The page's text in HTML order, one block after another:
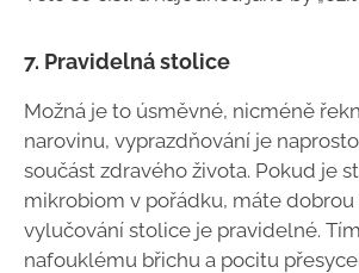
7. Pravidelná stolice
Možná je to úsměvné, nicméně
narovinu, vyprazdňování je
součást zdravého života. Pokud je
mikrobiom v pořádku, máte dobrou
vylučování stolice je pravidelné.
nafouklému břichu a pocitu